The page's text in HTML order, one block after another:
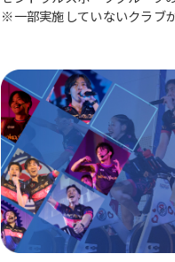
※一部実施していないクラブ